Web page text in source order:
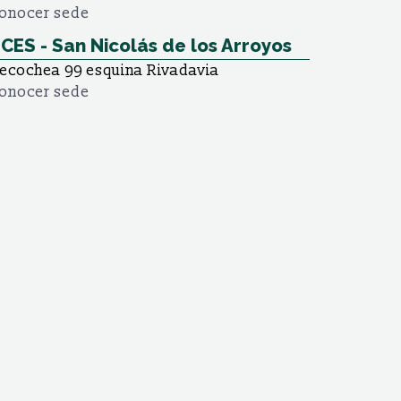
sede
- San Nicolás de los Arroyos
99 esquina Rivadavia
sede